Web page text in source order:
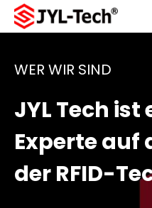
WER WIR SIND
JYL Tech
Experte auf
der RFID-